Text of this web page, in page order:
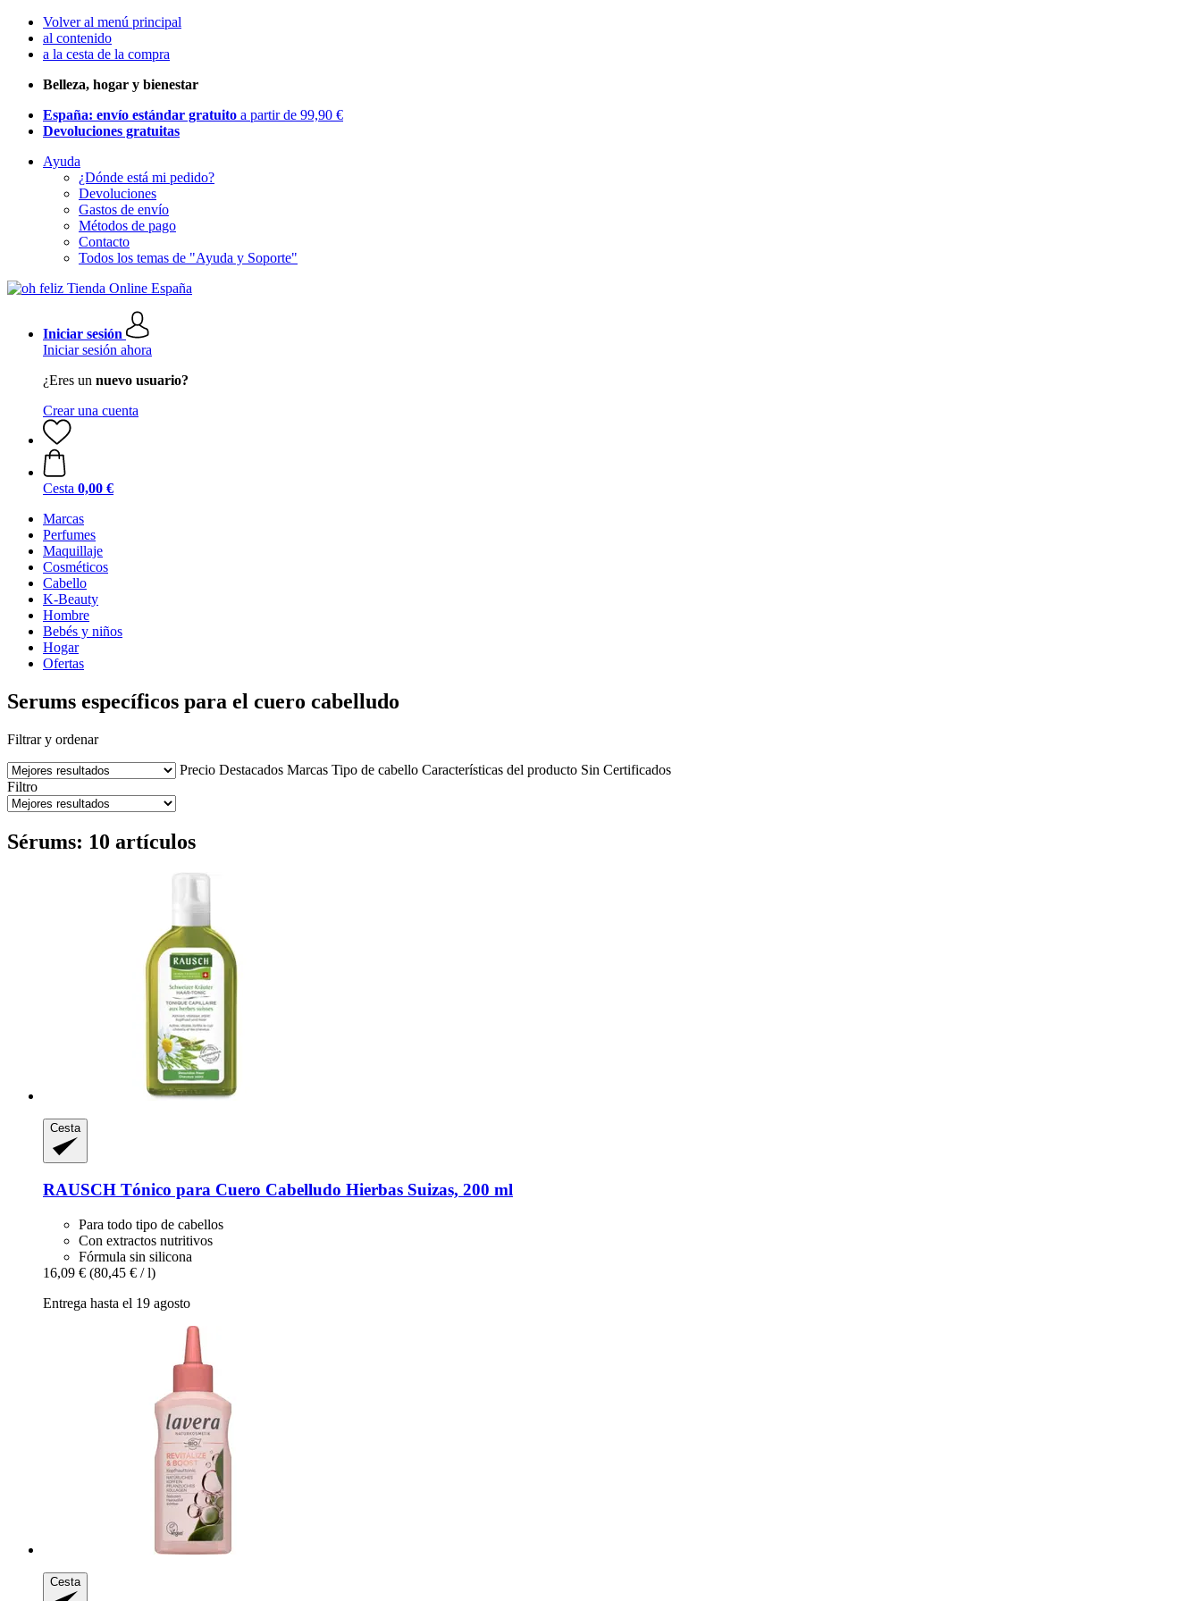
Volver al menú principal
al contenido
a la cesta de la compra
Belleza, hogar y bienestar
España: envío estándar gratuito a partir de 99,90 €
Devoluciones gratuitas
Ayuda
¿Dónde está mi pedido?
Devoluciones
Gastos de envío
Métodos de pago
Contacto
Todos los temas de "Ayuda y Soporte"
Iniciar sesión
Iniciar sesión ahora
¿Eres un nuevo usuario?
Crear una cuenta
Cesta 0,00 €
Marcas
Perfumes
Maquillaje
Cosméticos
Cabello
K-Beauty
Hombre
Bebés y niños
Hogar
Ofertas
Serums específicos para el cuero cabelludo
Filtrar y ordenar
Precio Destacados Marcas Tipo de cabello Características del producto Sin Certificados
Filtro
Sérums: 10 artículos
Cesta
RAUSCH Tónico para Cuero Cabelludo Hierbas Suizas, 200 ml
Para todo tipo de cabellos
Con extractos nutritivos
Fórmula sin silicona
16,09 € (80,45 € / l)
Entrega hasta el 19 agosto
Cesta